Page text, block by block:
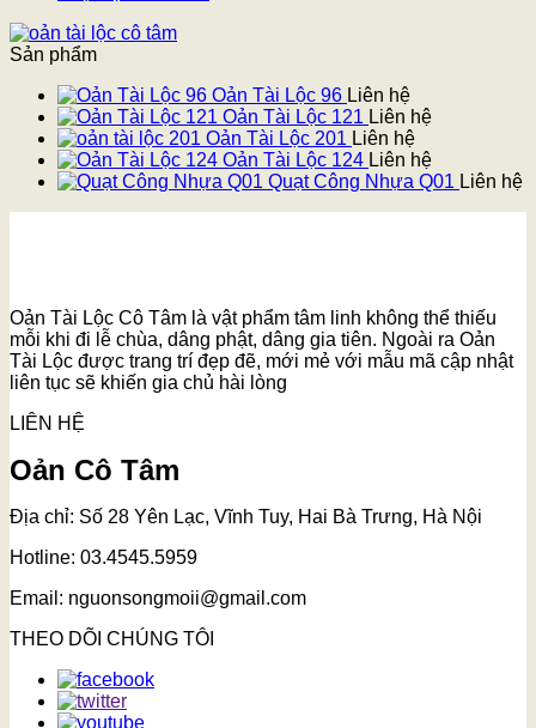
Sản phẩm
Oản Tài Lộc 96 Liên hệ
Oản Tài Lộc 121 Liên hệ
Oản Tài Lộc 201 Liên hệ
Oản Tài Lộc 124 Liên hệ
Quạt Công Nhựa Q01 Liên hệ
Oản Tài Lộc Cô Tâm là vật phẩm tâm linh không thể thiếu
mỗi khi đi lễ chùa, dâng phật, dâng gia tiên. Ngoài ra Oản
Tài Lộc được trang trí đẹp đẽ, mới mẻ với mẫu mã cập nhật
liên tục sẽ khiến gia chủ hài lòng
LIÊN HỆ
Oản Cô Tâm
Địa chỉ: Số 28 Yên Lạc, Vĩnh Tuy, Hai Bà Trưng, Hà Nội
Hotline: 03.4545.5959
Email: nguonsongmoii@gmail.com
THEO DÕI CHÚNG TÔI